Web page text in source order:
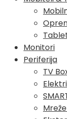
Monitori
Periferija
TV